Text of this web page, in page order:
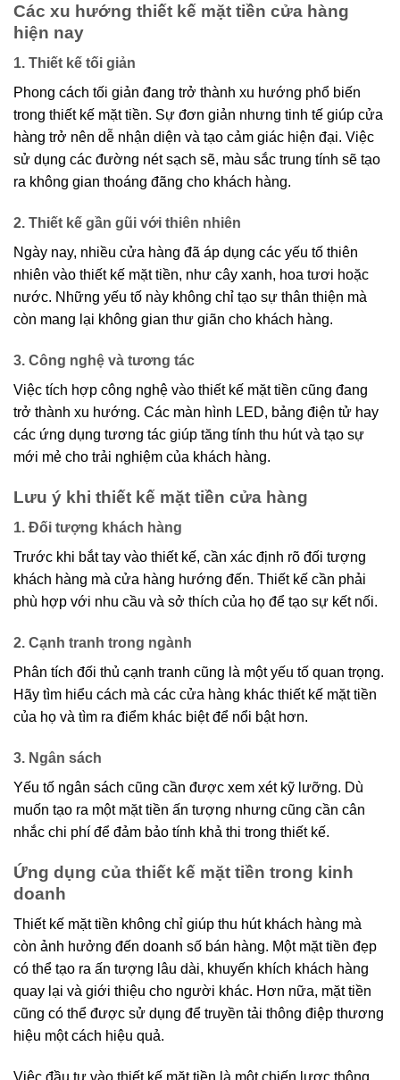
Các xu hướng thiết kế mặt tiền cửa hàng
hiện nay
1. Thiết kế tối giản
Phong cách tối giản đang trở thành xu hướng phổ biến
trong thiết kế mặt tiền. Sự đơn giản nhưng tinh tế giúp cửa
hàng trở nên dễ nhận diện và tạo cảm giác hiện đại. Việc
sử dụng các đường nét sạch sẽ, màu sắc trung tính sẽ tạo
ra không gian thoáng đãng cho khách hàng.
2. Thiết kế gần gũi với thiên nhiên
Ngày nay, nhiều cửa hàng đã áp dụng các yếu tố thiên
nhiên vào thiết kế mặt tiền, như cây xanh, hoa tươi hoặc
nước. Những yếu tố này không chỉ tạo sự thân thiện mà
còn mang lại không gian thư giãn cho khách hàng.
3. Công nghệ và tương tác
Việc tích hợp công nghệ vào thiết kế mặt tiền cũng đang
trở thành xu hướng. Các màn hình LED, bảng điện tử hay
các ứng dụng tương tác giúp tăng tính thu hút và tạo sự
mới mẻ cho trải nghiệm của khách hàng.
Lưu ý khi thiết kế mặt tiền cửa hàng
1. Đối tượng khách hàng
Trước khi bắt tay vào thiết kế, cần xác định rõ đối tượng
khách hàng mà cửa hàng hướng đến. Thiết kế cần phải
phù hợp với nhu cầu và sở thích của họ để tạo sự kết nối.
2. Cạnh tranh trong ngành
Phân tích đối thủ cạnh tranh cũng là một yếu tố quan trọng.
Hãy tìm hiểu cách mà các cửa hàng khác thiết kế mặt tiền
của họ và tìm ra điểm khác biệt để nổi bật hơn.
3. Ngân sách
Yếu tố ngân sách cũng cần được xem xét kỹ lưỡng. Dù
muốn tạo ra một mặt tiền ấn tượng nhưng cũng cần cân
nhắc chi phí để đảm bảo tính khả thi trong thiết kế.
Ứng dụng của thiết kế mặt tiền trong kinh
doanh
Thiết kế mặt tiền không chỉ giúp thu hút khách hàng mà
còn ảnh hưởng đến doanh số bán hàng. Một mặt tiền đẹp
có thể tạo ra ấn tượng lâu dài, khuyến khích khách hàng
quay lại và giới thiệu cho người khác. Hơn nữa, mặt tiền
cũng có thể được sử dụng để truyền tải thông điệp thương
hiệu một cách hiệu quả.